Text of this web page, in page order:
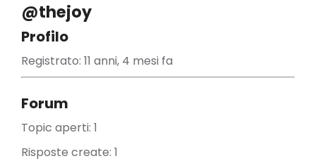
@thejoy
Profilo
Registrato: 11 anni, 4 mesi fa
Forum
Topic aperti: 1
Risposte create: 1